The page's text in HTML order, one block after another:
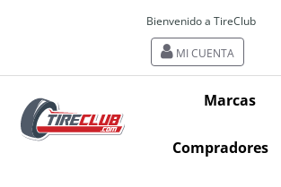
Bienvenido a TireClub
MI CUENTA
Marcas
Compradores